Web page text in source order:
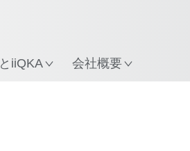
iiQKA 会社概要